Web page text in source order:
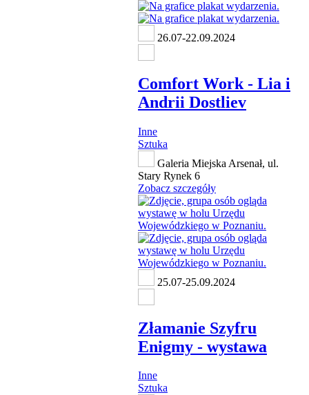
26.07-22.09.2024
Comfort Work - Lia i
Andrii Dostliev
Inne
Sztuka
Galeria Miejska Arsenał, ul.
Stary Rynek 6
Zobacz szczegóły
25.07-25.09.2024
Złamanie Szyfru
Enigmy - wystawa
Inne
Sztuka